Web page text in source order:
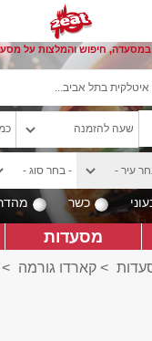
חיפוש והמלצות על
כשר
מסעדות
> קארדו גורמה >